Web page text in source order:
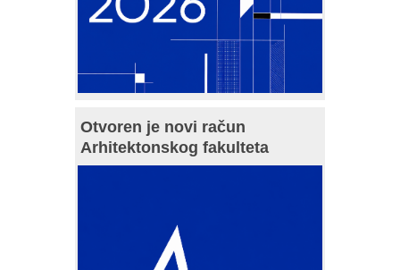
Otvoren je novi račun
Arhitektonskog fakulteta